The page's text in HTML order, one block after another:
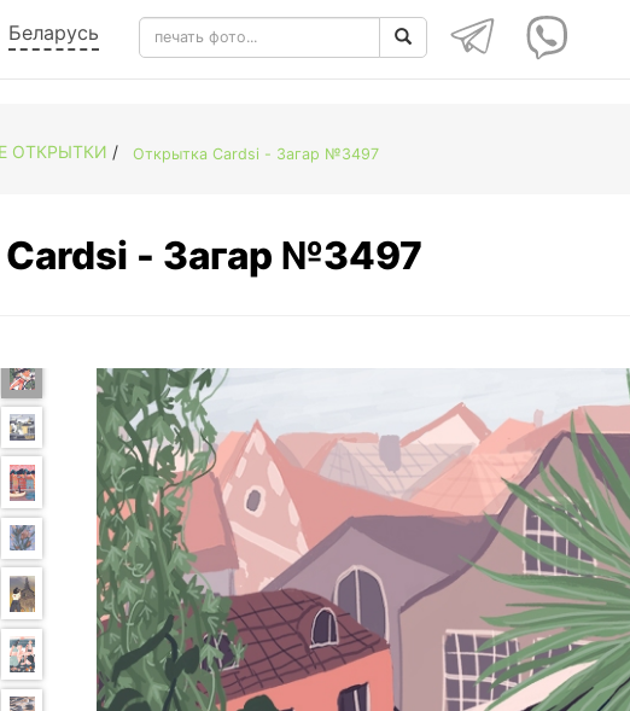
Беларусь
ОТКРЫТКИ / Открытка Cardsi - Загар №3497
- Загар №3497